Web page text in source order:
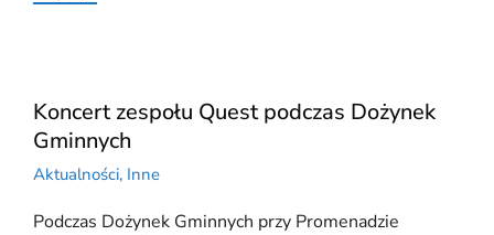
Koncert zespołu Quest podczas Dożynek
Gminnych
Aktualności, Inne
Podczas Dożynek Gminnych przy Promenadzie